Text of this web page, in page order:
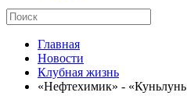
Главная
Новости
Клубная жизнь
«Нефтехимик» -